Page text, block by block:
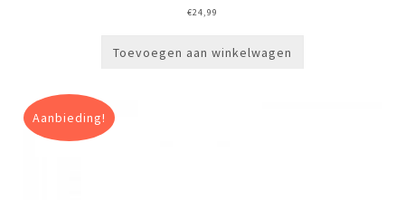
€24,99
Toevoegen aan winkelwagen
Aanbieding!